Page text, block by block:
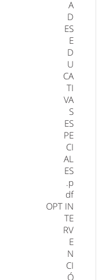
A
D
ES
E
D
U
CA
TI
VA
S
ES
PE
CI
AL
ES
.p
df
OPT IN
TE
RV
E
N
CI
Ó